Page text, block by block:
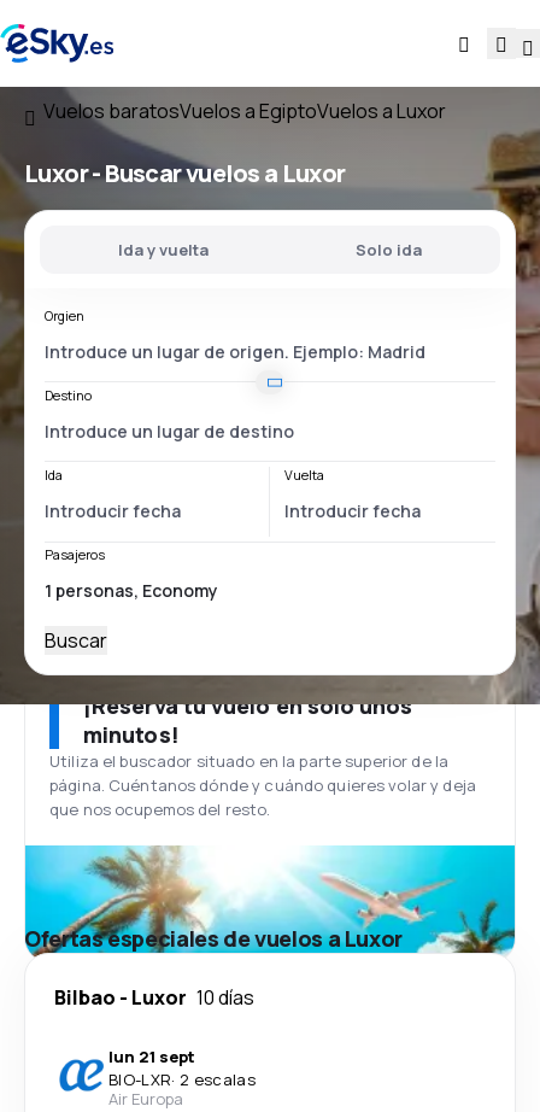
Vuelos baratosVuelos a EgiptoVuelos a Luxor
Luxor - Buscar vuelos a Luxor
Ida y vuelta Solo ida
Orgien
Destino
Ida Vuelta
Pasajeros
Buscar
¡Reserva tu vuelo en solo unos
minutos!
Utiliza el buscador situado en la parte superior de la
página. Cuéntanos dónde y cuándo quieres volar y deja
que nos ocupemos del resto.
Ofertas especiales de vuelos a Luxor
Bilbao - Luxor 10 días
lun 21 sept
BIO-LXR· 2 escalas
Air Europa